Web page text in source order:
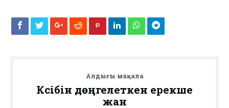
Алдыңғы мақала
Кәсібін дөңгелеткен ерекше
жан